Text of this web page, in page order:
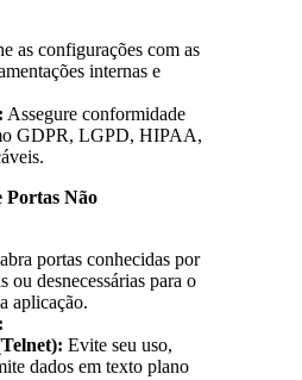
as configurações com as
internas e
Assegure conformidade
GDPR, LGPD, HIPAA,
Portas Não
portas conhecidas por
ou desnecessárias para o
aplicação.
Evite seu uso,
dados em texto plano